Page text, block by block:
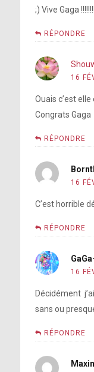
;) Vive Gaga
RÉPONDRE
16
Ouais c’est
Congrats Gaga
RÉPONDRE
16
C’est horrible
RÉPONDRE
16
Décidément
sans ou
RÉPONDRE